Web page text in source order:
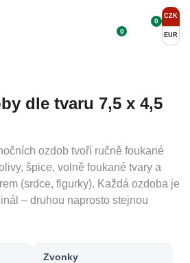
0
CZK
EUR
0
dle tvaru 7,5 x 4,5
ozdob tvoří ručně foukané
špice, volně foukané tvary a
(srdce, figurky). Každá ozdoba je
– druhou naprosto stejnou
Zvonky